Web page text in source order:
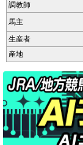
調教師
馬主
生産者
産地